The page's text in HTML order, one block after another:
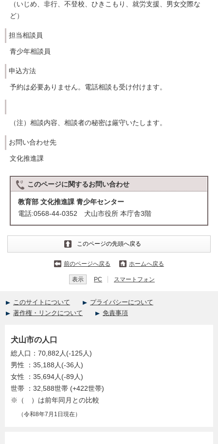
（いじめ、非行、不登校、ひきこもり、就労支援、男女交際な
ど）
担当相談員
青少年相談員
申込方法
予約は必要ありません。電話相談も受け付けます。
（注）相談内容、相談者の秘密は厳守いたします。
お問い合わせ先
文化推進課
このページに関するお問い合わせ
教育部 文化推進課 青少年センター
電話:0568-44-0352 犬山市役所 本庁舎3階
このページの先頭へ戻る
前のページへ戻る ホームへ戻る
表示 PC スマートフォン
このサイトについて
プライバシーについて
著作権・リンクについて
免責事項
犬山市の人口
総人口：70,882人(-125人)
男性 ：35,188人(-36人)
女性 ：35,694人(-89人)
世帯 ：32,588世帯 (+422世帯)
※（ ）は前年同月との比較
（令和8年7月1日現在）